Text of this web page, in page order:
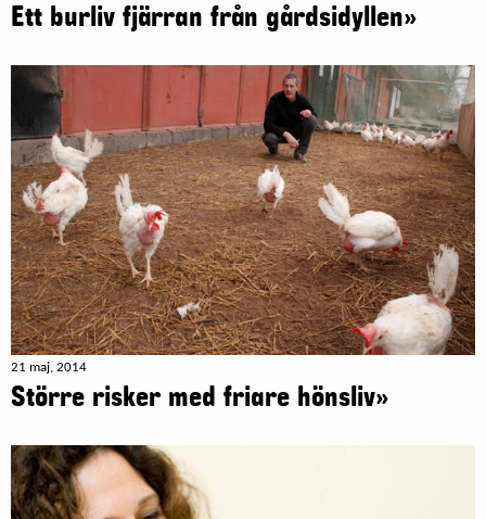
Ett burliv fjärran från gårdsidyllen»
21 maj, 2014
Större risker med friare hönsliv»